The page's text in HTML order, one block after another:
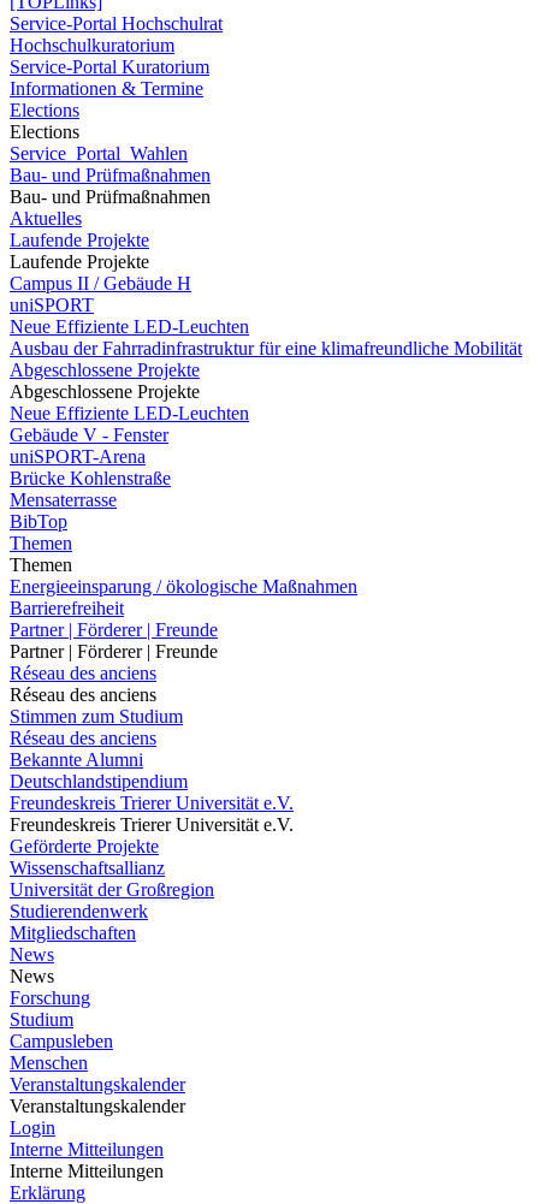
Service-Portal Hochschulrat
Hochschulkuratorium
Service-Portal Kuratorium
Informationen & Termine
Elections
Elections
Service_Portal_Wahlen
Bau- und Prüfmaßnahmen
Bau- und Prüfmaßnahmen
Aktuelles
Laufende Projekte
Laufende Projekte
Campus II / Gebäude H
uniSPORT
Neue Effiziente LED-Leuchten
Ausbau der Fahrradinfrastruktur für eine klimafreundliche Mobilität
Abgeschlossene Projekte
Abgeschlossene Projekte
Neue Effiziente LED-Leuchten
Gebäude V - Fenster
uniSPORT-Arena
Brücke Kohlenstraße
Mensaterrasse
BibTop
Themen
Themen
Energieeinsparung / ökologische Maßnahmen
Barrierefreiheit
Partner | Förderer | Freunde
Partner | Förderer | Freunde
Réseau des anciens
Réseau des anciens
Stimmen zum Studium
Réseau des anciens
Bekannte Alumni
Deutschlandstipendium
Freundeskreis Trierer Universität e.V.
Freundeskreis Trierer Universität e.V.
Geförderte Projekte
Wissenschaftsallianz
Universität der Großregion
Studierendenwerk
Mitgliedschaften
News
News
Forschung
Studium
Campusleben
Menschen
Veranstaltungskalender
Veranstaltungskalender
Login
Interne Mitteilungen
Interne Mitteilungen
Erklärung